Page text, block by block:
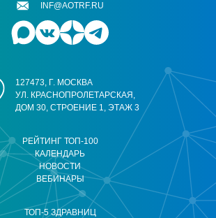
РЕЙТИНГ ТОП-100
КАЛЕНДАРЬ
НОВОСТИ
ВЕБИНАРЫ
ТОП-5 ЗДРАВНИЦ
127473, Г. МОСКВА
УЛ. КРАСНОПРОЛЕТАРСКАЯ,
ДОМ 30, СТРОЕНИЕ 1, ЭТАЖ 3
INF@AOTRF.RU